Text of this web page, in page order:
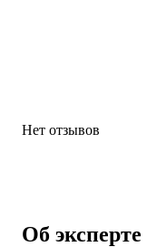
Нет отзывов
Об эксперте